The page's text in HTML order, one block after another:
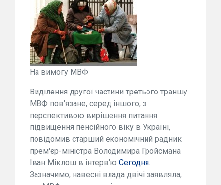
На вимогу МВФ
Виділення другої частини третього траншу
МВФ пов'язане, серед іншого, з
перспективою вирішення питання
підвищення пенсійного віку в Україні,
повідомив старший економічний радник
прем'єр-міністра Володимира Гройсмана
Іван Міклош в інтерв'ю Сегодня.
Зазначимо, навесні влада двічі заявляла,